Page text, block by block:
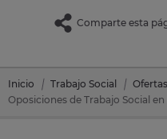
Comparte esta
Inicio Trabajo Social
Oposiciones de Trabajo Social